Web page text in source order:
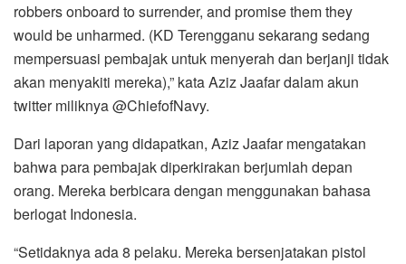
robbers onboard to surrender, and promise them they
would be unharmed. (KD Terengganu sekarang sedang
mempersuasi pembajak untuk menyerah dan berjanji tidak
akan menyakiti mereka),” kata Aziz Jaafar dalam akun
twitter miliknya @ChiefofNavy.
Dari laporan yang didapatkan, Aziz Jaafar mengatakan
bahwa para pembajak diperkirakan berjumlah depan
orang. Mereka berbicara dengan menggunakan bahasa
berlogat Indonesia.
“Setidaknya ada 8 pelaku. Mereka bersenjatakan pistol